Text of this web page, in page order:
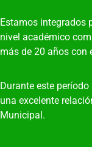
Estamos integrados
nivel académico
más de 20 años con
Durante este
una excelente
Municipal.